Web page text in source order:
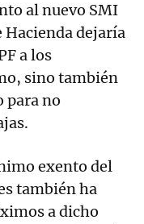
al nuevo SMI
Hacienda dejaría
a los
sino también
para no
exento del
también ha
a dicho